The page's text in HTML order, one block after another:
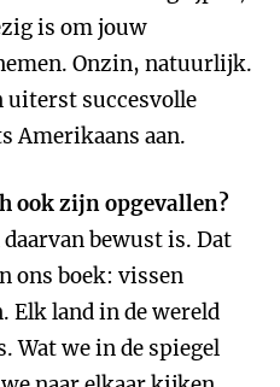
is om jouw
Onzin, natuurlijk.
uiterst succesvolle
Amerikaans aan.
ook zijn opgevallen?
bewust is. Dat
ons boek: vissen
Elk land in de wereld
Wat we in de spiegel